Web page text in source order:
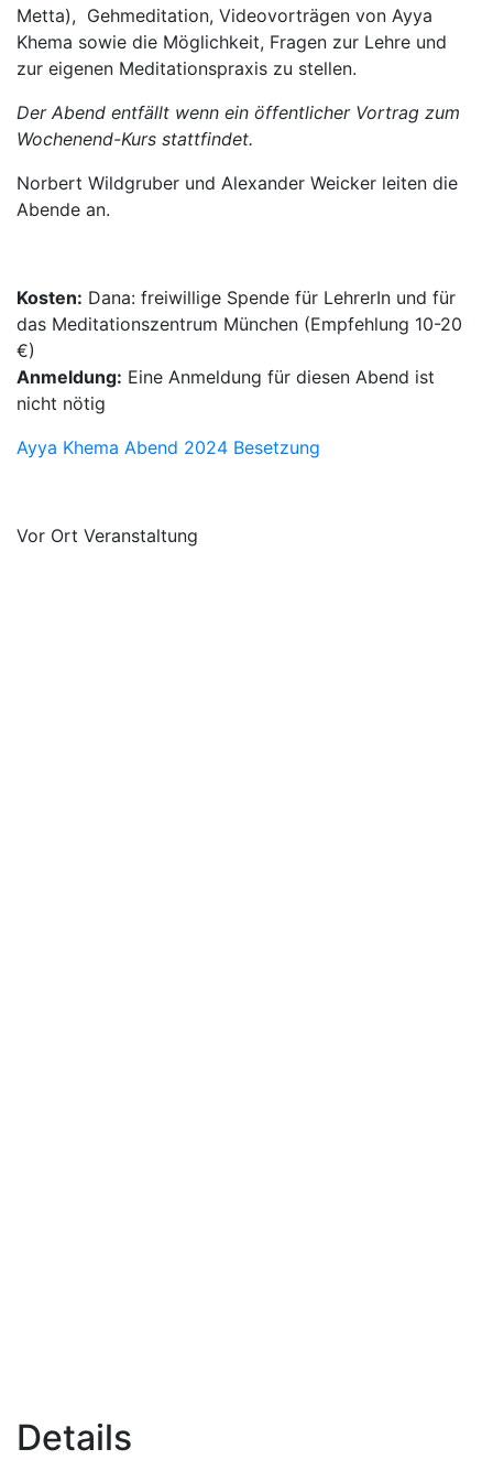
Metta), Gehmeditation, Videovorträgen von Ayya
Khema sowie die Möglichkeit, Fragen zur Lehre und
zur eigenen Meditationspraxis zu stellen.
Der Abend entfällt wenn ein öffentlicher Vortrag zum
Wochenend-Kurs stattfindet.
Norbert Wildgruber und Alexander Weicker leiten die
Abende an.
Kosten: Dana: freiwillige Spende für LehrerIn und für
das Meditationszentrum München (Empfehlung 10-20
€)
Anmeldung: Eine Anmeldung für diesen Abend ist
nicht nötig
Ayya Khema Abend 2024 Besetzung
Vor Ort Veranstaltung
Details